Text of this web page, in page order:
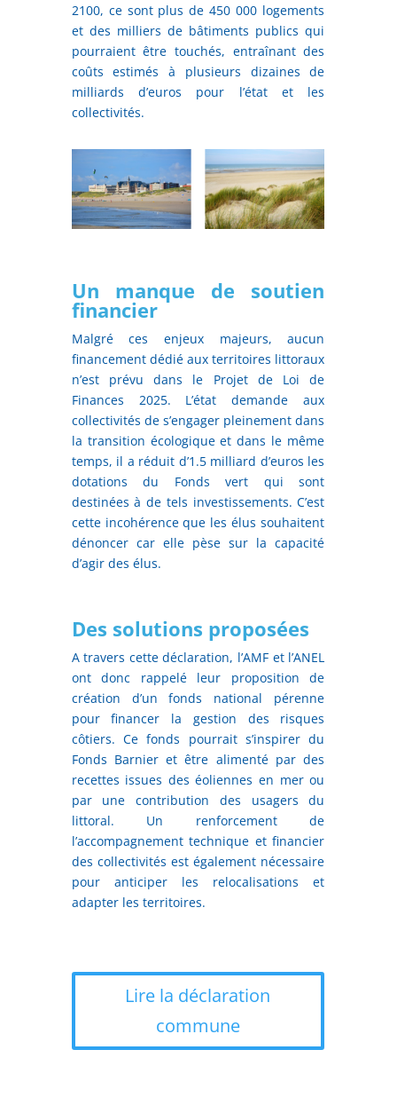
2100, ce sont plus de 450 000 logements
et des milliers de bâtiments publics qui
pourraient être touchés, entraînant des
coûts estimés à plusieurs dizaines de
milliards d’euros pour l’état et les
collectivités.
Un manque de soutien
financier
Malgré ces enjeux majeurs, aucun
financement dédié aux territoires littoraux
n’est prévu dans le Projet de Loi de
Finances 2025. L’état demande aux
collectivités de s’engager pleinement dans
la transition écologique et dans le même
temps, il a réduit d’1.5 milliard d’euros les
dotations du Fonds vert qui sont
destinées à de tels investissements. C’est
cette incohérence que les élus souhaitent
dénoncer car elle pèse sur la capacité
d’agir des élus.
Des solutions proposées
A travers cette déclaration, l’AMF et l’ANEL
ont donc rappelé leur proposition de
création d’un fonds national pérenne
pour financer la gestion des risques
côtiers. Ce fonds pourrait s’inspirer du
Fonds Barnier et être alimenté par des
recettes issues des éoliennes en mer ou
par une contribution des usagers du
littoral. Un renforcement de
l’accompagnement technique et financier
des collectivités est également nécessaire
pour anticiper les relocalisations et
adapter les territoires.
Lire la déclaration
commune